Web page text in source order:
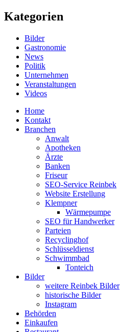
Kategorien
Bilder
Gastronomie
News
Politik
Unternehmen
Veranstaltungen
Videos
Home
Kontakt
Branchen
Anwalt
Apotheken
Ärzte
Banken
Friseur
SEO-Service Reinbek
Website Erstellung
Klempner
Wärmepumpe
SEO für Handwerker
Parteien
Recyclinghof
Schlüsseldienst
Schwimmbad
Tonteich
Bilder
weitere Reinbek Bilder
historische Bilder
Instagram
Behörden
Einkaufen